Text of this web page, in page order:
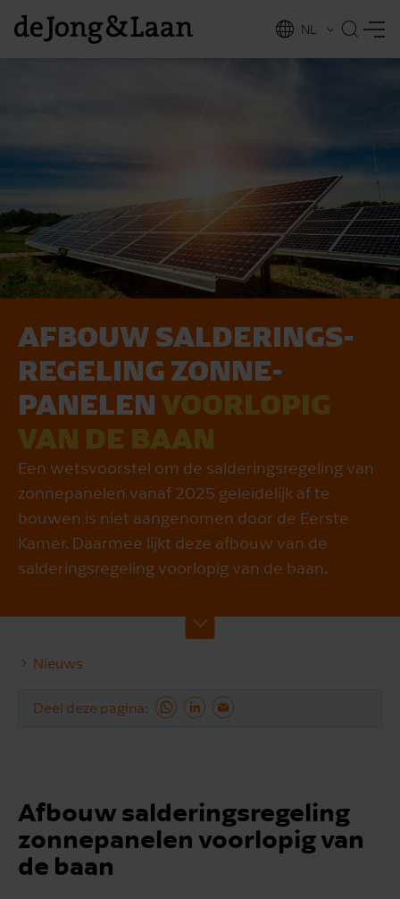
NL
EN
AFBOUW SALDERINGS­
REGELING ZONNE­
PANELEN VOOR­LOPIG
VAN DE BAAN
Een wetsvoorstel om de salderingsregeling van
zonnepanelen vanaf 2025 geleidelijk af te
bouwen is niet aangenomen door de Eerste
Kamer. Daarmee lijkt deze afbouw van de
salderingsregeling voorlopig van de baan.
Nieuws
Deel deze pagina
Afbouw salderingsregeling
zonnepanelen voorlopig van
de baan